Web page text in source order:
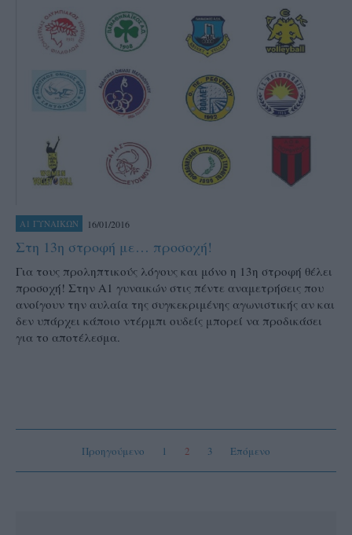
Α1 ΓΥΝΑΙΚΩΝ 16/01/2016
Στη 13η στροφή με… προσοχή!
Για τους προληπτικούς λόγους και μόνο η 13η στροφή θέλει
προσοχή! Στην Α1 γυναικών στις πέντε αναμετρήσεις που
ανοίγουν την αυλαία της συγκεκριμένης αγωνιστικής αν και
δεν υπάρχει κάποιο ντέρμπι ουδείς μπορεί να προδικάσει
για το αποτέλεσμα.
Προηγούμενο 1 2 3 Επόμενο